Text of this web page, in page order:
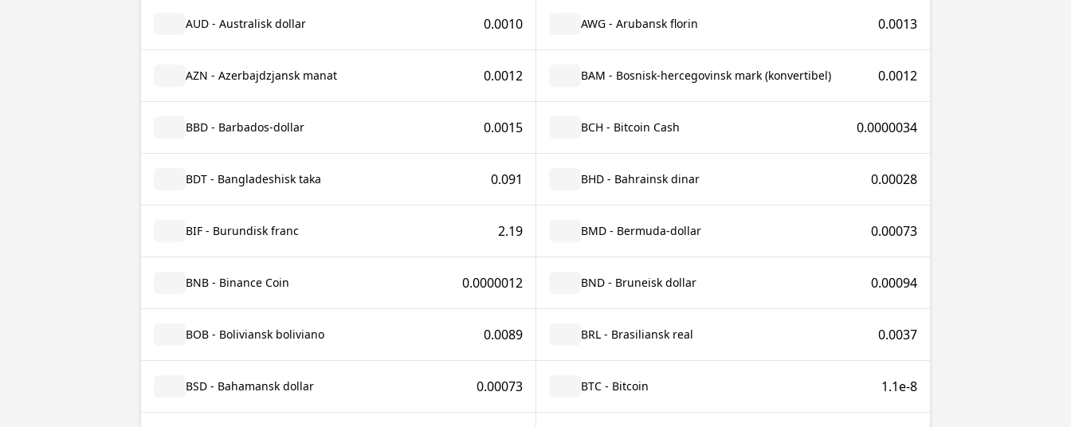
AUD - Australisk dollar 0.0010 AWG - Arubansk florin 0.0013
AZN - Azerbajdzjansk manat 0.0012 BAM - Bosnisk-hercegovinsk mark (konvertibel) 0.0012
BBD - Barbados-dollar 0.0015 BCH - Bitcoin Cash 0.0000034
BDT - Bangladeshisk taka 0.091 BHD - Bahrainsk dinar 0.00028
BIF - Burundisk franc 2.19 BMD - Bermuda-dollar 0.00073
BNB - Binance Coin 0.0000012 BND - Bruneisk dollar 0.00094
BOB - Boliviansk boliviano 0.0089 BRL - Brasiliansk real 0.0037
BSD - Bahamansk dollar 0.00073 BTC - Bitcoin 1.1e-8